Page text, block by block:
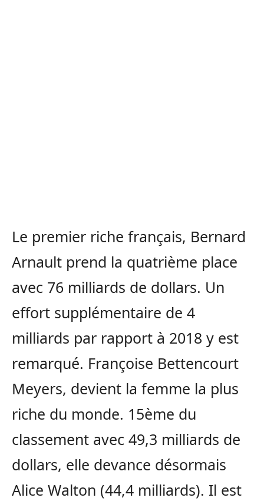
Le premier riche français, Bernard
Arnault prend la quatrième place
avec 76 milliards de dollars. Un
effort supplémentaire de 4
milliards par rapport à 2018 y est
remarqué. Françoise Bettencourt
Meyers, devient la femme la plus
riche du monde. 15ème du
classement avec 49,3 milliards de
dollars, elle devance désormais
Alice Walton (44,4 milliards). Il est